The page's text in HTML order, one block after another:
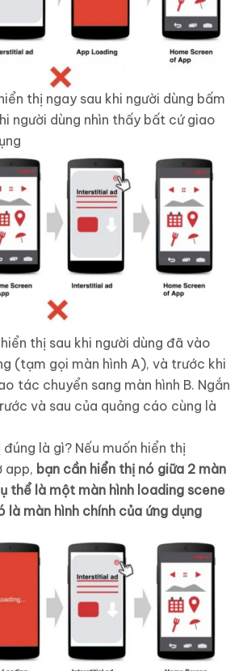
thị ngay sau khi người dùng bấm
người dùng nhìn thấy bất cứ giao
thị sau khi người dùng đã vào
(tạm gọi màn hình A), và trước khi
tác chuyển sang màn hình B. Ngắn
và sau của quảng cáo cùng là
là gì? Nếu muốn hiển thị
app, bạn cần hiển thị nó giữa 2 màn
thể là một màn hình loading scene
là màn hình chính của ứng dụng